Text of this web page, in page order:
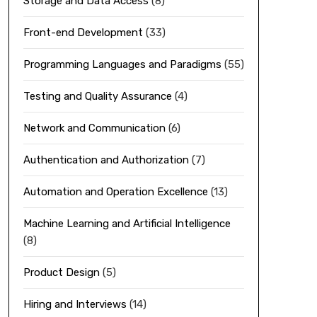
Front-end Development (33)
Programming Languages and Paradigms (55)
Testing and Quality Assurance (4)
Network and Communication(6)
Authentication and Authorization(7)
Automation and Operation Excellence (13)
Machine Learning and Artificial Intelligence
(8)
Product Design(5)
Hiring and Interviews (14)